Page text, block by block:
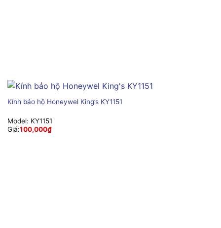
Kính bảo hộ Honeywel King’s KY1151
Model: KY1151
Giá:100,000₫